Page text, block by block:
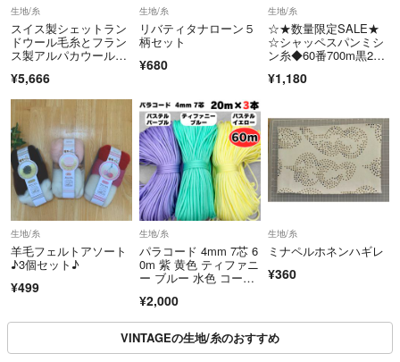
4.梱包について
簡易梱包になります。小さく折り畳み圧縮する為、皺がある場合がござ
います。発送方法にもよりますが、基本的に封筒や紙袋に入れての発送
です。
5.配送方法について
商品によって異なります。当方の指定した発送のみとさせていただきま
す。なお、お客様からの発送方法のご指定はお断りさせていただきま
す。
破損や汚損、紛失等の運送事故が発生した場合も、当方で責任は負いま
せん。また、返金等も行いません。あらかじめご了承頂ける方のみ、ご
注文ください。
以上、全てをご理解頂いた上でご購入ください。
ご購入と同時に、上記内容に同意したとさせていただきます。
生地/糸
スイス製シェットラン
ドウール毛糸とフラン
ス製アルパカウール毛
¥5,666
生地/糸
リバティタナローン５
柄セット
¥680
生地/糸
☆★数量限定SALE★
☆シャッペスパンミシ
ン糸◆60番700m黒2個
¥1,180
生地/糸
羊毛フェルトアソート
♪3個セット♪
¥499
生地/糸
パラコード 4mm 7芯 6
0m 紫 黄色 ティファニ
ー ブルー 水色 コー
料 編み物 ハンドメイ
¥2,000
生地/糸
ミナペルホネンハギレ
¥360
VINTAGEの生地/糸のおすすめ